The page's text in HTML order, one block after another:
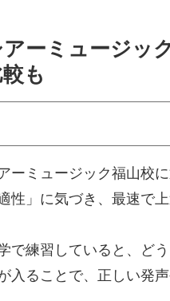
アーミュージッ
較も
ーミュージック福山校
性」に気づき、最速で
で練習していると、ど
入ることで、正しい発